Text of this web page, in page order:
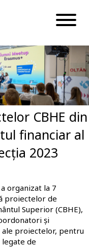
CBHE din
financiar al
2023
organizat la 7
proiectelor de
Superior (CBHE),
și
proiectelor, pentru
legate de